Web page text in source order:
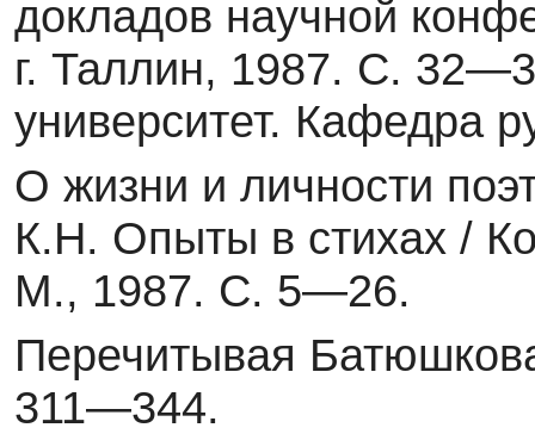
докладов научной
г. Таллин, 1987. С.
университет. Кафедра
О жизни и личности
К.Н. Опыты в стихах /
М., 1987. С. 5—26.
Перечитывая
311—344.